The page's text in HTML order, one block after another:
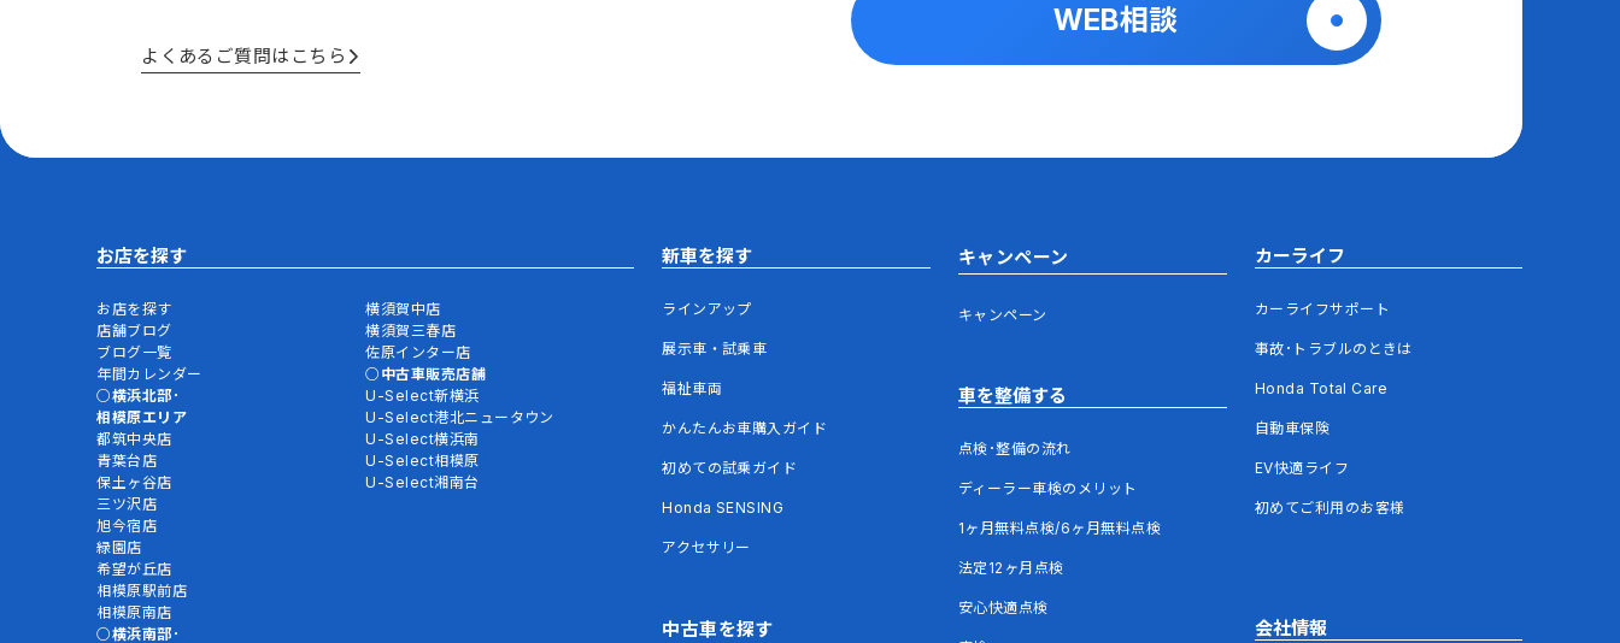
よくあるご質問はこちら
WEB相談
お店を探す
お店を探す
店舗ブログ
ブログ一覧
年間カレンダー
横浜北部･
相模原エリア
都筑中央店
青葉台店
保土ヶ谷店
三ツ沢店
旭今宿店
緑園店
希望が丘店
相模原駅前店
相模原南店
横浜南部･
横須賀中店
横須賀三春店
佐原インター店
中古車販売店舗
U-Select新横浜
U-Select港北ニュータウン
U-Select横浜南
U-Select相模原
U-Select湘南台
新車を探す
ラインアップ
展示車・試乗車
福祉車両
かんたんお車購入ガイド
初めての試乗ガイド
Honda SENSING
アクセサリー
中古車を探す
キャンペーン
キャンペーン
車を整備する
点検･整備の流れ
ディーラー車検のメリット
1ヶ月無料点検/6ヶ月無料点検
法定12ヶ月点検
安心快適点検
カーライフ
カーライフサポート
事故･トラブルのときは
Honda Total Care
自動車保険
EV快適ライフ
初めてご利用のお客様
会社情報